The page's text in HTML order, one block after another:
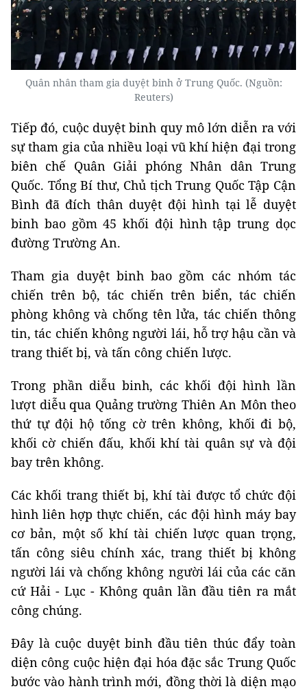
Quân nhân tham gia duyệt binh ở Trung Quốc. (Nguồn:
Reuters)
Tiếp đó, cuộc duyệt binh quy mô lớn diễn ra với
sự tham gia của nhiều loại vũ khí hiện đại trong
biên chế Quân Giải phóng Nhân dân Trung
Quốc. Tổng Bí thư, Chủ tịch Trung Quốc Tập Cận
Bình đã đích thân duyệt đội hình tại lễ duyệt
binh bao gồm 45 khối đội hình tập trung dọc
đường Trường An.
Tham gia duyệt binh bao gồm các nhóm tác
chiến trên bộ, tác chiến trên biển, tác chiến
phòng không và chống tên lửa, tác chiến thông
tin, tác chiến không người lái, hỗ trợ hậu cần và
trang thiết bị, và tấn công chiến lược.
Trong phần diễu binh, các khối đội hình lần
lượt diễu qua Quảng trường Thiên An Môn theo
thứ tự đội hộ tống cờ trên không, khối đi bộ,
khối cờ chiến đấu, khối khí tài quân sự và đội
bay trên không.
Các khối trang thiết bị, khí tài được tổ chức đội
hình liên hợp thực chiến, các đội hình máy bay
cơ bản, một số khí tài chiến lược quan trọng,
tấn công siêu chính xác, trang thiết bị không
người lái và chống không người lái của các căn
cứ Hải - Lục - Không quân lần đầu tiên ra mắt
công chúng.
Đây là cuộc duyệt binh đầu tiên thúc đẩy toàn
diện công cuộc hiện đại hóa đặc sắc Trung Quốc
bước vào hành trình mới, đồng thời là diện mạo